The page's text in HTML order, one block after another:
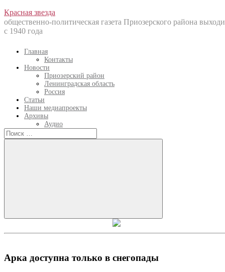
Перейти
к
содержанию
Красная звезда
общественно-политическая газета Приозерского района
с 1940 года
Главная
Контакты
Новости
Приозерский район
Ленинградская область
Россия
Статьи
Наши медиапроекты
Архивы
Аудио
Искать:
Искать
Арка доступна только в снегопады